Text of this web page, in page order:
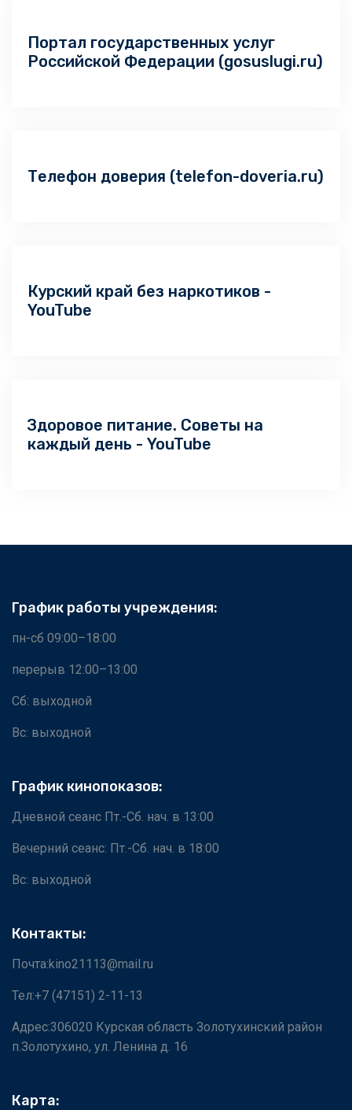
Портал государственных услуг
Российской Федерации (gosuslugi.ru)
Телефон доверия (telefon-doveria.ru)
Курский край без наркотиков -
YouTube
Здоровое питание. Советы на
каждый день - YouTube
График работы учреждения:
пн-сб 09:00–18:00
перерыв 12:00–13:00
Сб: выходной
Вс: выходной
График кинопоказов:
Дневной сеанс Пт.-Сб. нач. в 13:00
Вечерний сеанс: Пт.-Сб. нач. в 18:00
Вс: выходной
Контакты:
Почта:kino21113@mail.ru
Тел:+7 (47151) 2-11-13
Адрес:306020 Курская область Золотухинский район
п.Золотухино, ул. Ленина д. 16
Карта: